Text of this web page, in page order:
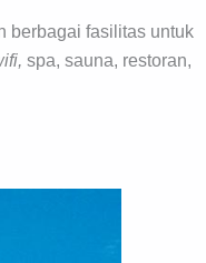
berbagai fasilitas untuk
spa, sauna, restoran,